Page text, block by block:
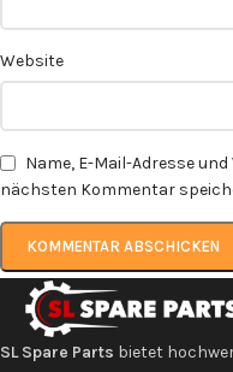
Website
Name, E-Mail-Adresse
nächsten Kommentar
SL Spare Parts bietet